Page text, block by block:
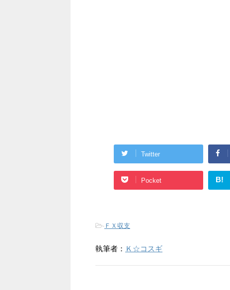
Twitter
Pocket B!
- ＦＸ収支
執筆者： Ｋ☆コスギ